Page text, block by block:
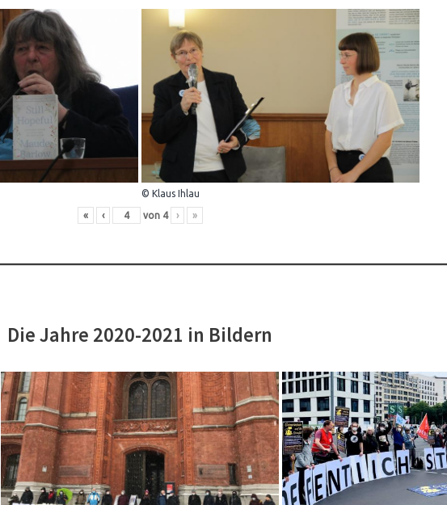
© Klaus Ihlau
« ‹ von 4 › »
Die Jahre 2020-2021 in Bildern